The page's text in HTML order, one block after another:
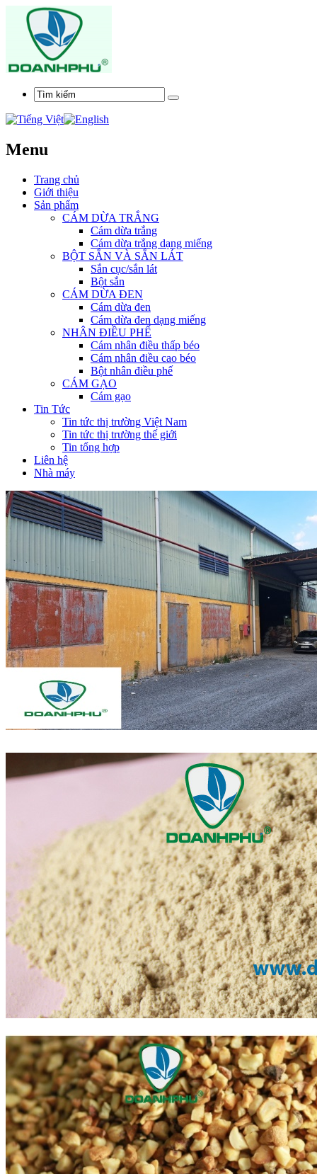
Menu
Trang chủ
Giới thiệu
Sản phẩm
CÁM DỪA TRẮNG
Cám dừa trắng
Cám dừa trắng dạng miếng
BỘT SẮN VÀ SẮN LÁT
Sắn cục/sắn lát
Bột sắn
CÁM DỪA ĐEN
Cám dừa đen
Cám dừa đen dạng miếng
NHÂN ĐIỀU PHẾ
Cám nhân điều thấp béo
Cám nhân điều cao béo
Bột nhân điều phế
CÁM GẠO
Cám gạo
Tin Tức
Tin tức thị trường Việt Nam
Tin tức thị trường thế giới
Tin tổng hợp
Liên hệ
Nhà máy